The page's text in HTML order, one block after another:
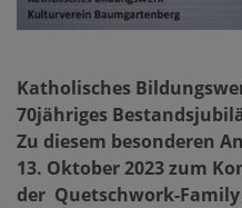
Katholisches
70jähriges
Zu diesem besonderen
13. Oktober 2023 zum
der Quetschwork-Family